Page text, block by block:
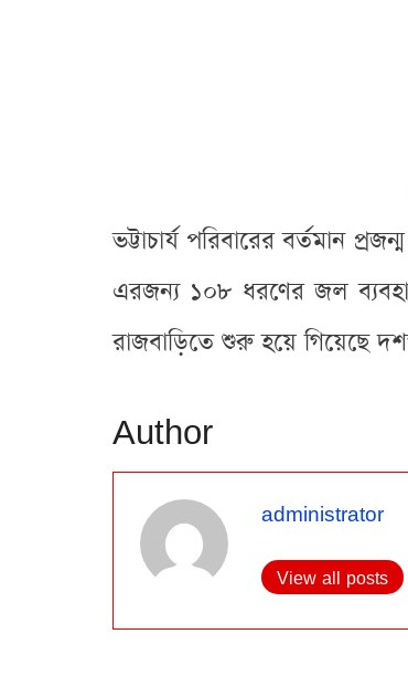
ভট্টাচার্য পরিবারের বর্তমান
এরজন্য ১০৮ ধরণের জল
রাজবাড়িতে শুরু হয়ে গিয়েছে
Author
administrator
View all posts